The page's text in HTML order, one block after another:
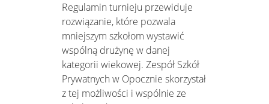
Regulamin turnieju przewiduje
rozwiązanie, które pozwala
mniejszym szkołom wystawić
wspólną drużynę w danej
kategorii wiekowej. Zespół Szkół
Prywatnych w Opocznie skorzystał
z tej możliwości i wspólnie ze